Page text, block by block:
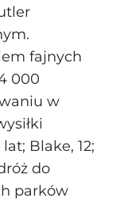
fajnych
000
w
Blake, 12;
do
parków